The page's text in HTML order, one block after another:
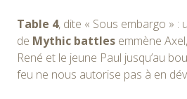
Table 4, dite « Sous embargo » :
de Mythic battles emmène
René et le jeune Paul jusqu’au
feu ne nous autorise pas à en